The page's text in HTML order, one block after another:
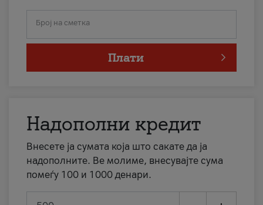
Број на сметка
Плати
Надополни кредит
Внесете ја сумата која што сакате да ја
надополните. Ве молиме, внесувајте сума
помеѓу 100 и 1000 денари.